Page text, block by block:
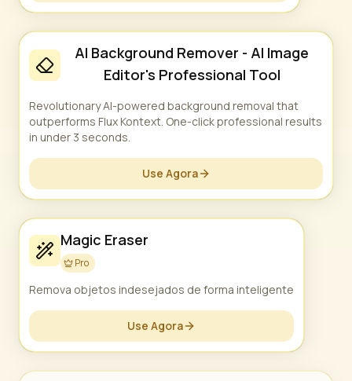
AI Background Remover - AI Image
Editor's Professional Tool
Revolutionary AI-powered background removal that
outperforms Flux Kontext. One-click professional results
in under 3 seconds.
Use Agora
Magic Eraser
Pro
Remova objetos indesejados de forma inteligente
Use Agora